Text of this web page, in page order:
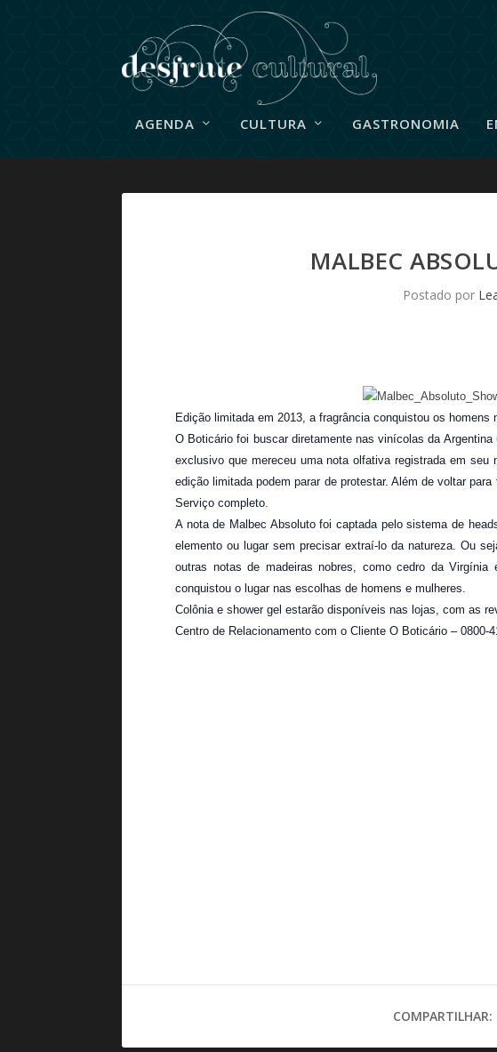
AGENDA CULTURA GASTRONOMIA
MALBEC
Postado por
Edição limitada em 2013, a fragrância conquistou os
O Boticário foi buscar diretamente nas vinícolas da
exclusivo que mereceu uma nota olfativa registrada em
edição limitada podem parar de protestar. Além de voltar
Serviço completo.
A nota de Malbec Absoluto foi captada pelo sistema de
elemento ou lugar sem precisar extraí-lo da natureza. Ou
outras notas de madeiras nobres, como cedro da
conquistou o lugar nas escolhas de homens e mulheres.
Colônia e shower gel estarão disponíveis nas lojas, com as
Centro de Relacionamento com o Cliente O Boticário –
COMPARTILHAR: